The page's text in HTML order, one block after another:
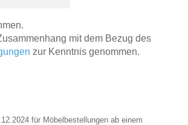
mit dem Bezug des
zur Kenntnis genommen.
für Möbelbestellungen ab einem